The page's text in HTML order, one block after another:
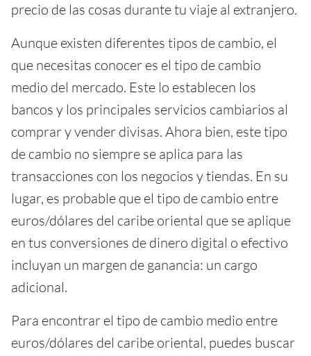
precio de las cosas durante tu viaje al extranjero.
Aunque existen diferentes tipos de cambio, el
que necesitas conocer es el tipo de cambio
medio del mercado. Este lo establecen los
bancos y los principales servicios cambiarios al
comprar y vender divisas. Ahora bien, este tipo
de cambio no siempre se aplica para las
transacciones con los negocios y tiendas. En su
lugar, es probable que el tipo de cambio entre
euros/dólares del caribe oriental que se aplique
en tus conversiones de dinero digital o efectivo
incluyan un margen de ganancia: un cargo
adicional.
Para encontrar el tipo de cambio medio entre
euros/dólares del caribe oriental, puedes buscar